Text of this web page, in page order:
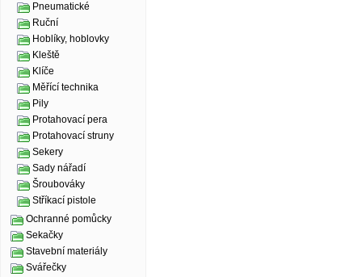
Pneumatické
Ruční
Hoblíky, hoblovky
Kleště
Klíče
Měřící technika
Pily
Protahovací pera
Protahovací struny
Sekery
Sady nářadí
Šroubováky
Stříkací pistole
Ochranné pomůcky
Sekačky
Stavební materiály
Svářečky